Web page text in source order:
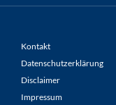
Kontakt
Datenschutzerklärung
Disclaimer
Impressum